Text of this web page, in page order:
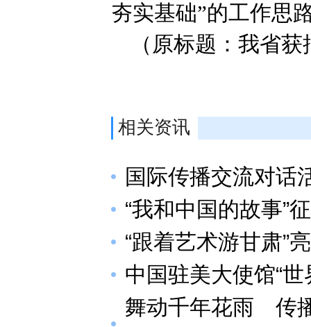
夯实基础”的工作思
（原标题：我省
相关资讯
国际传播交流对话
“我和中国的故事”
“跟着艺术游甘肃”
中国驻美大使馆“
舞动千年花雨 传